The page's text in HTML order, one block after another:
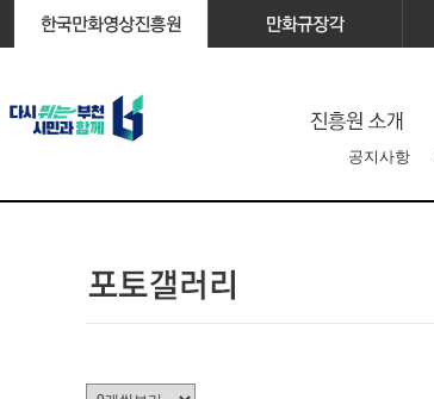
공지사항